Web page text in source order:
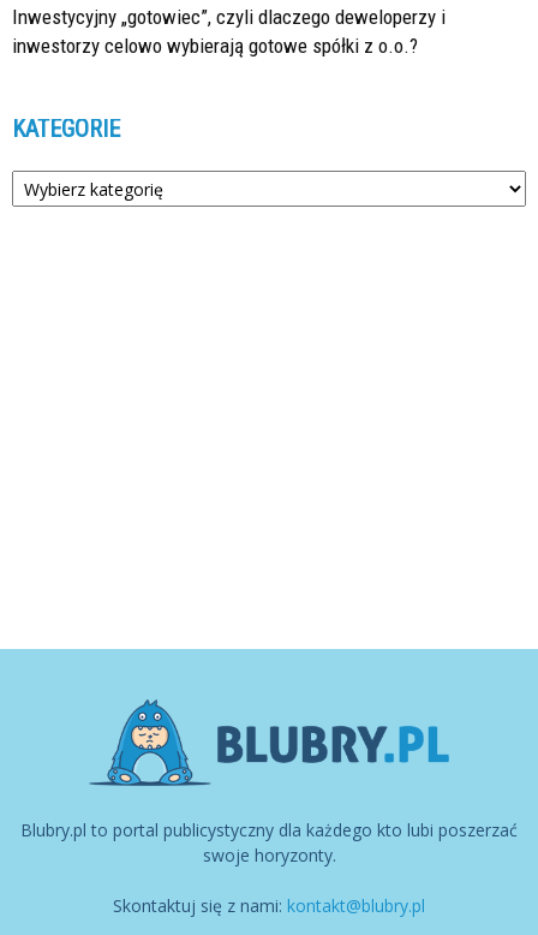
Inwestycyjny „gotowiec”, czyli dlaczego deweloperzy i
inwestorzy celowo wybierają gotowe spółki z o.o.?
KATEGORIE
Kategorie
Blubry.pl to portal publicystyczny dla każdego kto lubi poszerzać
swoje horyzonty.
Skontaktuj się z nami: kontakt@blubry.pl